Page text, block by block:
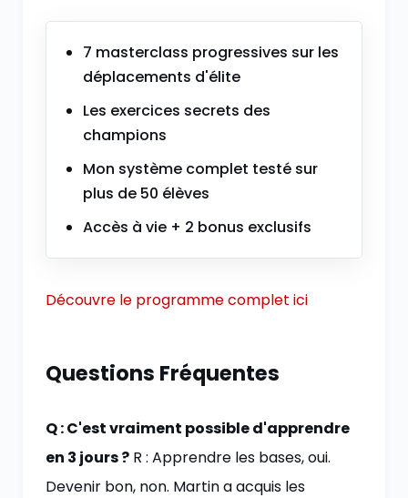
7 masterclass progressives sur les
déplacements d'élite
Les exercices secrets des
champions
Mon système complet testé sur
plus de 50 élèves
Accès à vie + 2 bonus exclusifs
Découvre le programme complet ici
Questions Fréquentes
Q : C'est vraiment possible d'apprendre
en 3 jours ? R : Apprendre les bases, oui.
Devenir bon, non. Martin a acquis les